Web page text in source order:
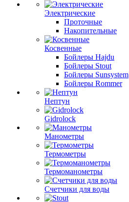
Электрические
Проточные
Накопительные
Косвенные
Бойлеры Hajdu
Бойлеры Stout
Бойлеры Sunsystem
Бойлеры Rommer
Нептун
Gidrolock
Манометры
Термометры
Термоманометры
Счетчики для воды